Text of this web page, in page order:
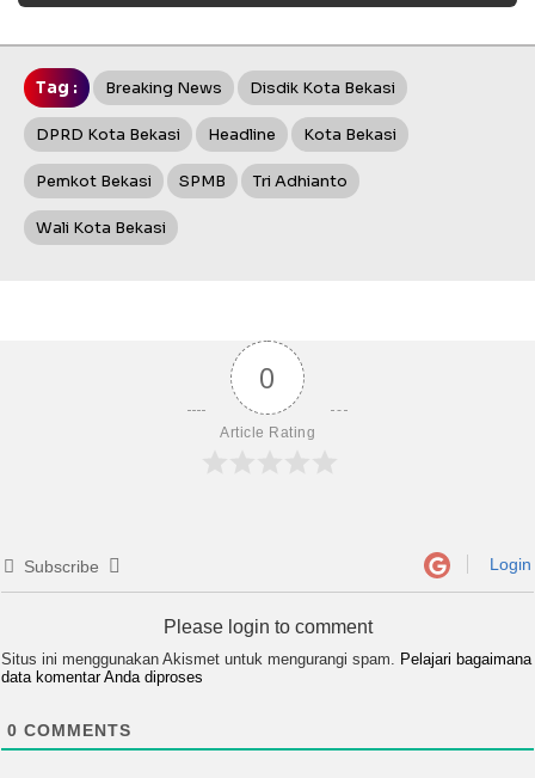
Tag : Breaking News Disdik Kota Bekasi
DPRD Kota Bekasi Headline Kota Bekasi
Pemkot Bekasi SPMB Tri Adhianto
Wali Kota Bekasi
0
Article Rating
Subscribe Login
Please login to comment
Situs ini menggunakan Akismet untuk mengurangi spam. Pelajari bagaimana
data komentar Anda diproses
0 COMMENTS